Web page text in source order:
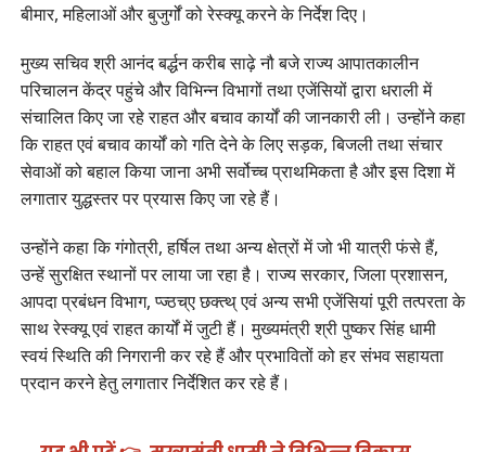
बीमार, महिलाओं और बुजुर्गों को रेस्क्यू करने के निर्देश दिए।
मुख्य सचिव श्री आनंद बर्द्धन करीब साढ़े नौ बजे राज्य आपातकालीन
परिचालन केंद्र पहुंचे और विभिन्न विभागों तथा एजेंसियों द्वारा धराली में
संचालित किए जा रहे राहत और बचाव कार्यों की जानकारी ली। उन्होंने कहा
कि राहत एवं बचाव कार्यों को गति देने के लिए सड़क, बिजली तथा संचार
सेवाओं को बहाल किया जाना अभी सर्वोच्च प्राथमिकता है और इस दिशा में
लगातार युद्धस्तर पर प्रयास किए जा रहे हैं।
उन्होंने कहा कि गंगोत्री, हर्षिल तथा अन्य क्षेत्रों में जो भी यात्री फंसे हैं,
उन्हें सुरक्षित स्थानों पर लाया जा रहा है। राज्य सरकार, जिला प्रशासन,
आपदा प्रबंधन विभाग, प्ज्ठच्ए छक्त्थ् एवं अन्य सभी एजेंसियां पूरी तत्परता के
साथ रेस्क्यू एवं राहत कार्यों में जुटी हैं। मुख्यमंत्री श्री पुष्कर सिंह धामी
स्वयं स्थिति की निगरानी कर रहे हैं और प्रभावितों को हर संभव सहायता
प्रदान करने हेतु लगातार निर्देशित कर रहे हैं।